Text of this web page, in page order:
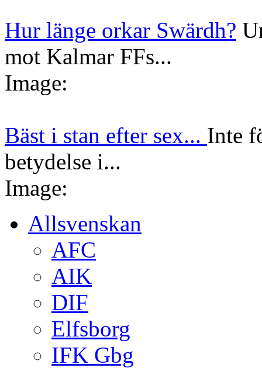
Hur länge orkar Swärdh?
mot Kalmar FFs...
Image:
Bäst i stan efter sex... Inte
betydelse i...
Image:
Allsvenskan
AFC
AIK
DIF
Elfsborg
IFK Gbg